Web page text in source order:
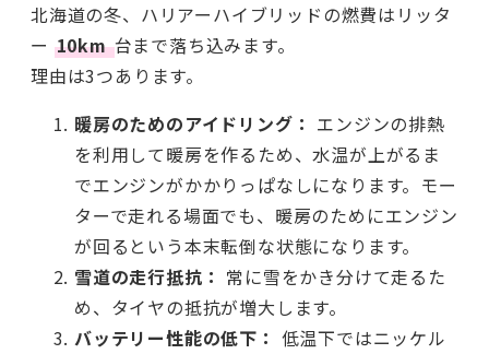
北海道の冬、ハリアーハイブリッドの燃費はリッタ
ー 10km台まで落ち込みます。
理由は3つあります。
暖房のためのアイドリング： エンジンの排熱
を利用して暖房を作るため、水温が上がるま
でエンジンがかかりっぱなしになります。モー
ターで走れる場面でも、暖房のためにエンジン
が回るという本末転倒な状態になります。
雪道の走行抵抗： 常に雪をかき分けて走るた
め、タイヤの抵抗が増大します。
バッテリー性能の低下： 低温下ではニッケル